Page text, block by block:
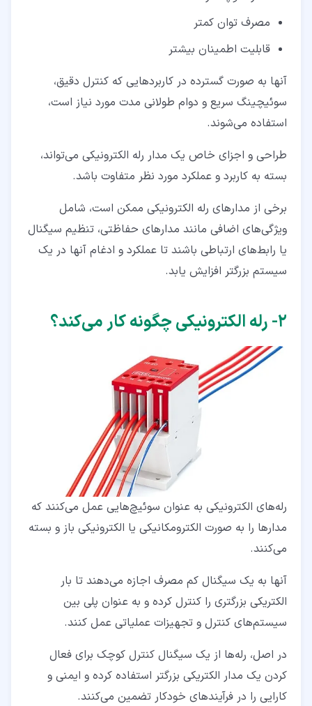
مصرف توان کمتر
قابلیت اطمینان بیشتر
آنها به صورت گسترده در کاربردهایی که کنترل دقیق،
سوئیچینگ سریع و دوام طولانی مدت مورد نیاز است،
استفاده می‌شوند.
طراحی و اجزای خاص یک مدار رله الکترونیکی می‌تواند،
بسته به کاربرد و عملکرد مورد نظر متفاوت باشد.
برخی از مدارهای رله الکترونیکی ممکن است، شامل
ویژگی‌های اضافی مانند مدارهای حفاظتی، تنظیم سیگنال
یا رابط‌های ارتباطی باشند تا عملکرد و ادغام آنها در یک
سیستم بزرگتر افزایش یابد.
۲‏- رله الکترونیکی چگونه کار می‌کند؟
رله‌های الکترونیکی به عنوان سوئیچ‌هایی عمل می‌کنند که
مدارها را به صورت الکترومکانیکی یا الکترونیکی باز و بسته
می‌کنند.
آنها به یک سیگنال کم‌ مصرف اجازه می‌دهند تا بار
الکتریکی بزرگتری را کنترل کرده و به عنوان پلی بین
سیستم‌های کنترل و تجهیزات عملیاتی عمل کنند.
در اصل، رله‌ها از یک سیگنال کنترل کوچک برای فعال
کردن یک مدار الکتریکی بزرگتر استفاده کرده و ایمنی و
کارایی را در فرآیندهای خودکار تضمین می‌کنند.